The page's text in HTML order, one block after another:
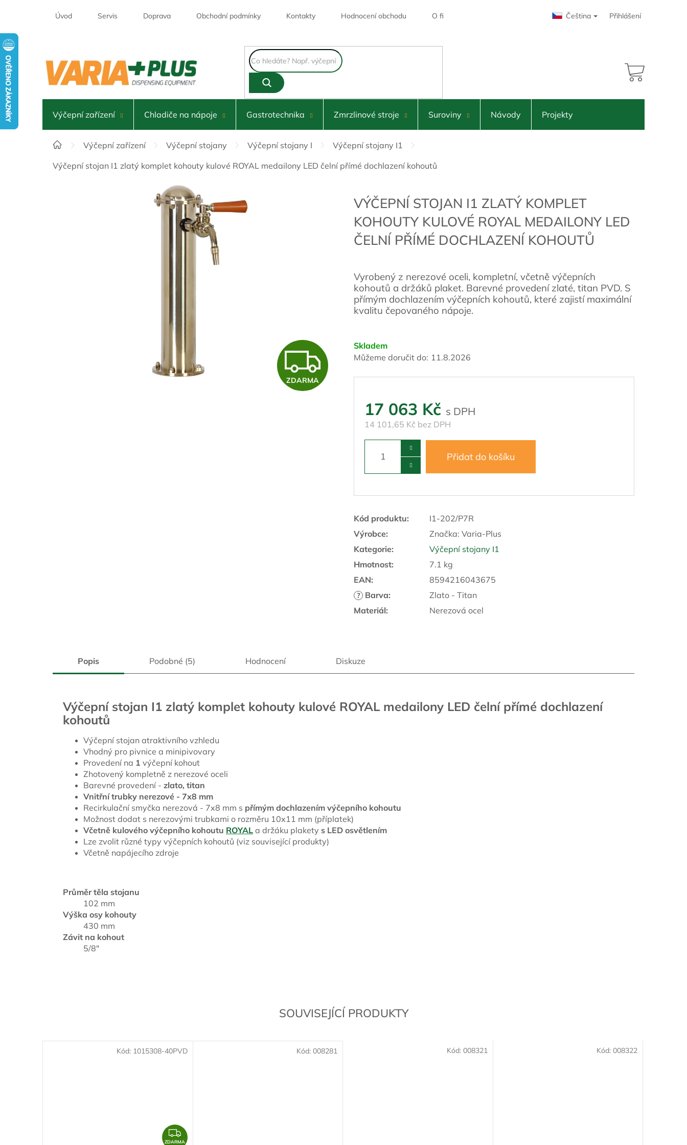
Úvod Servis Doprava Obchodní podmínky Kontakty Hodnocení obchodu O firmě Čeština Přihlášení
NÁKUPNÍ
Výčepní zařízení Chladiče na nápoje Gastrotechnika Zmrzlinové stroje Suroviny Návody Projekty
DomůVýčepní zařízení Výčepní stojany Výčepní stojany I
Výčepní stojany I1
Výčepní stojan I1 zlatý komplet kohouty kulové ROYAL medailony LED čelní přímé dochlazení kohoutů
Z
D
ZDARMA
VÝČEPNÍ STOJAN I1 ZLATÝ KOMPLET
KOHOUTY KULOVÉ ROYAL MEDAILONY LED
ČELNÍ PŘÍMÉ DOCHLAZENÍ KOHOUTŮ
Skladem
Můžeme doručit do: 11.8.2026
17 063 Kč
14 101,65 Kč bez DPH
Přidat do košíku
Vyrobený z nerezové oceli, kompletní, včetně výčepních
kohoutů a držáků plaket. Barevné provedení zlaté, titan PVD. S
přímým dochlazením výčepních kohoutů, které zajistí maximální
kvalitu čepovaného nápoje.
Kód produktu:
I1-202/P7R
Výrobce:
Značka: Varia-Plus
Kategorie:
Výčepní stojany I1
Hmotnost:
7.1 kg
EAN: 8594216043675
? Barva:
Zlato - Titan
Materiál: Nerezová ocel
SOUVISEJÍCÍ PRODUKTY
Z
ZDARMA
Kód: 1015308-40PVD Kód: 008281 Kód: 008321 Kód: 008322
Popis Podobné (5) Hodnocení Diskuze
Výčepní stojan I1 zlatý komplet kohouty kulové ROYAL medailony LED čelní přímé dochlazení
kohoutů
Výčepní stojan atraktivního vzhledu
Vhodný pro pivnice a minipivovary
Provedení na 1 výčepní kohout
Zhotovený kompletně z nerezové oceli
Barevné provedení - zlato, titan
Vnitřní trubky nerezové - 7x8 mm
Recirkulační smyčka nerezová - 7x8 mm s přímým dochlazením výčepního kohoutu
Možnost dodat s nerezovými trubkami o rozměru 10x11 mm (příplatek)
Včetně kulového výčepního kohoutu ROYAL a držáku plakety s LED osvětlením
Lze zvolit různé typy výčepních kohoutů (viz související produkty)
Včetně napájecího zdroje
Průměr těla stojanu
102 mm
Výška osy kohouty
430 mm
Závit na kohout
5/8"